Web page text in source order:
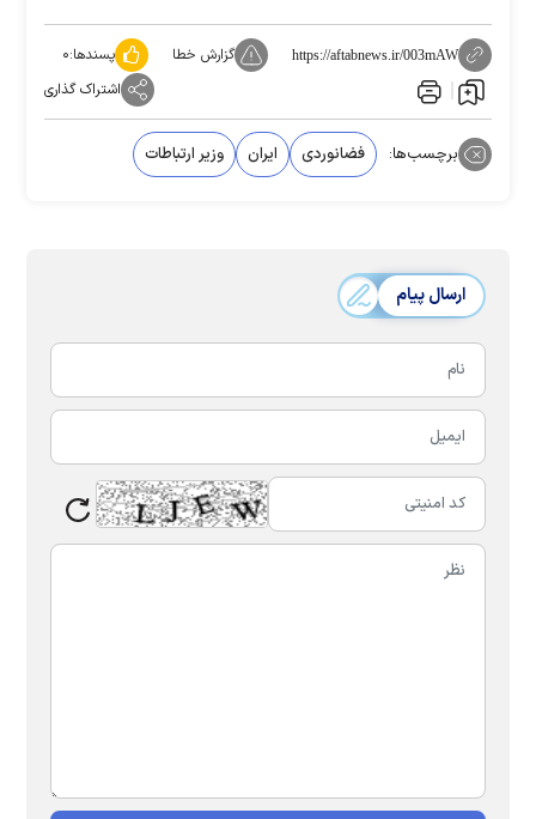
https://aftabnews.ir/003mAW گزارش خطا پسندها:۰
اشتراک گذاری
برچسب‌ها: فضانوردی ایران وزیر ارتباطات
ارسال پیام